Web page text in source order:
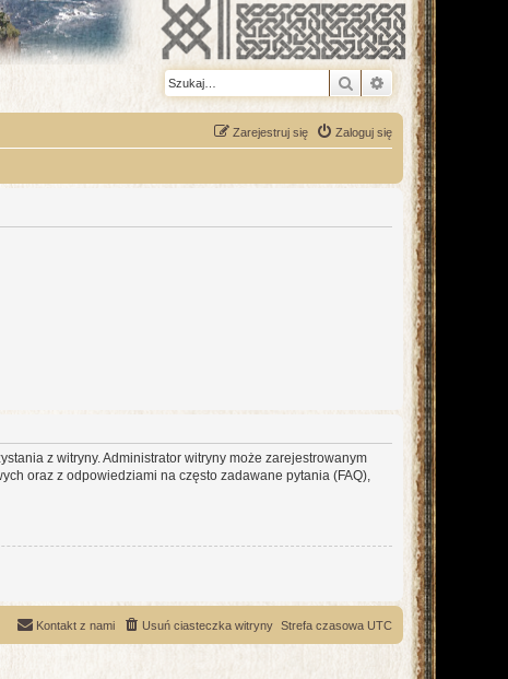
Szukaj Wyszukiwanie
Zaloguj się
Zarejestruj się
z witryny. Administrator witryny może zarejestrowanym
oraz z odpowiedziami na często zadawane pytania (FAQ),
Strefa czasowa UTC
Usuń ciasteczka witryny
Kontakt z nami